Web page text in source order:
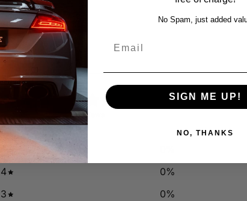
0 0 reviews
5
4
0%
3
0%
No Spam, just added
SIGN ME UP!
NO, THANKS